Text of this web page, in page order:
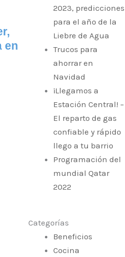
en
2023, predicciones
para el año de la
Liebre de Agua
Trucos para
ahorrar en
Navidad
¡Llegamos a
Estación Central! –
El reparto de gas
confiable y rápido
llego a tu barrio
Programación del
mundial Qatar
2022
Categorías
Beneficios
Cocina